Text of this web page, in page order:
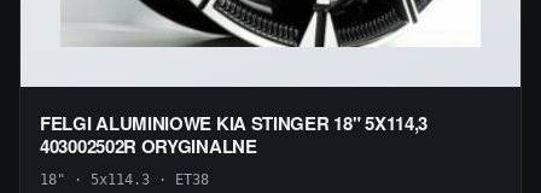
FELGI ALUMINIOWE KIA STINGER 18" 5X114,3
403002502R ORYGINALNE
18" · 5x114.3 · ET38